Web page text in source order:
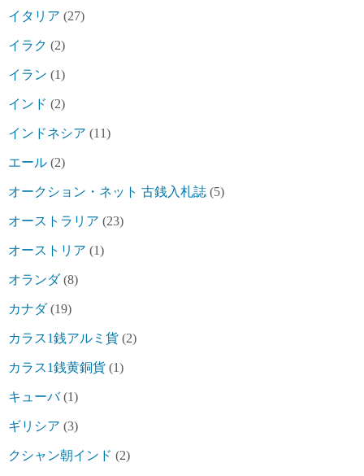
イタリア (27)
イラク (2)
イラン (1)
インド (2)
インドネシア (11)
エール (2)
オークション・ネット 古銭入札誌 (5)
オーストラリア (23)
オーストリア (1)
オランダ(8)
カナダ(19)
カラス1銭アルミ貨 (2)
カラス1銭黄銅貨 (1)
キューバ(1)
ギリシア (3)
クシャン朝インド (2)